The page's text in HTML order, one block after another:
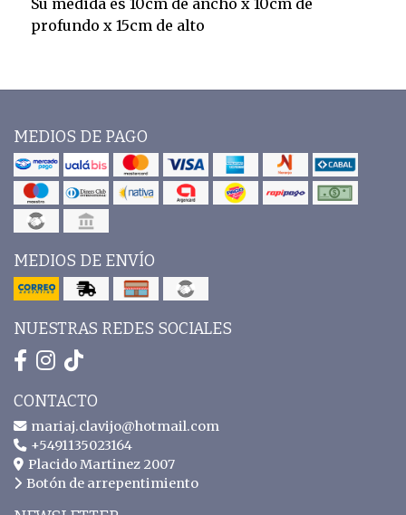
profundo x 15cm de alto
MEDIOS DE PAGO
MEDIOS DE ENVÍO
NUESTRAS REDES SOCIALES
CONTACTO
mariaj.clavijo@hotmail.com
+5491135023164
Placido Martinez 2007
Botón de arrepentimiento